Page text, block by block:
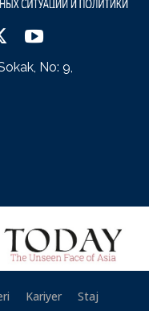
No: 9,
Kariyer
Staj